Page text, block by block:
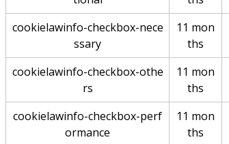
cookielawinfo-checkbox-nece
ssary
11 mon
ths
cookielawinfo-checkbox-othe
rs
11 mon
ths
cookielawinfo-checkbox-perf
ormance
11 mon
ths